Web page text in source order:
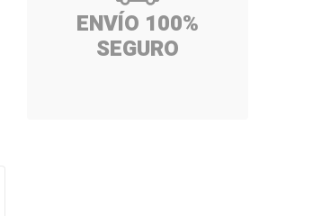
ENVÍO 100%
SEGURO